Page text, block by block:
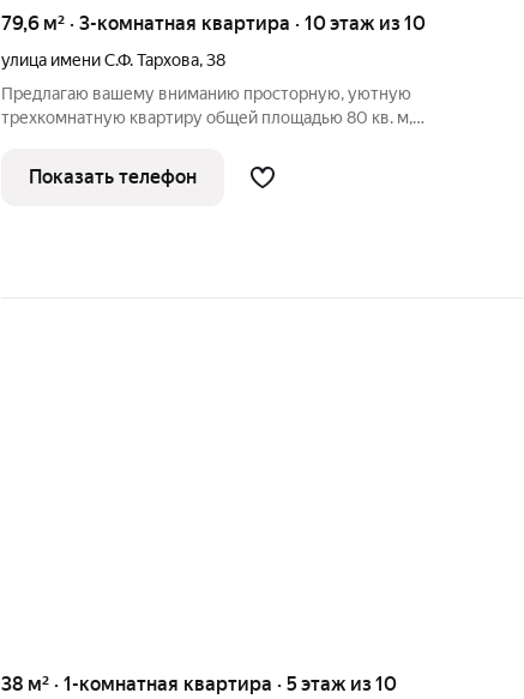
79,6 м² · 3-комнатная квартира · 10 этаж из 10
улица имени С.Ф. Тархова,38
Предлагаю вашему вниманию просторную, уютную
трехкомнатную квартиру общей площадью 80 кв. м,
Локация: г. Саратов, Ленинский район, Солнечный, ул. Тархова, 38.
Год постройки дома - 2009. Площади:
Показать телефон
38 м² · 1-комнатная квартира · 5 этаж из 10